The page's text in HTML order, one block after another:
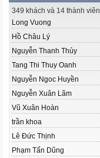
349 khách và 14 thành viên
Long Vuong
Hồ Châu Lý
Nguyễn Thanh Thủy
Tang Thi Thuy Oanh
Nguyễn Ngoc Huyền
Nguyễn Xuân Lãm
Vũ Xuân Hoàn
trần khoa
Lê Đức Thịnh
Phạm Tấn Dũng